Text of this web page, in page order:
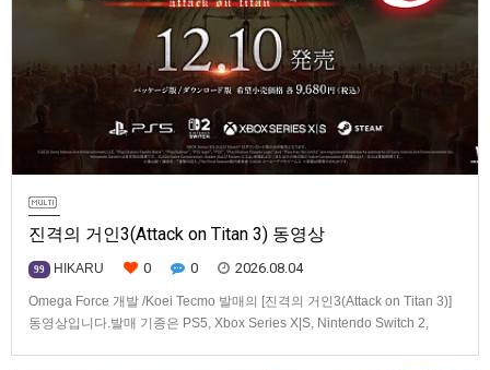
진격의 거인3(Attack on Titan 3) 동영상
99 HIKARU 0 0 2026.08.04
Omega Force 개발 /Koei Tecmo 발매의 [진격의 거인3(Attack on Titan 3)]
동영상입니다.발매 기종은 PS5, Xbox Series X|S, Nintendo Switch 2,